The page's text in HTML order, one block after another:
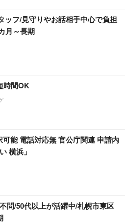
ッフ/見守りやお話相手中心で負担
月～長期
時間OK
能 電話対応無 官公庁関連 申請内
横浜」
問/50代以上が活躍中/札幌市東区